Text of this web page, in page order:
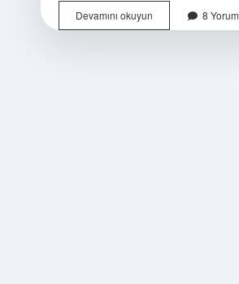
Devamını okuyunKararlı
eş
8 Yorum